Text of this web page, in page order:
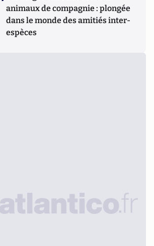
animaux de compagnie : plongée
dans le monde des amitiés inter-
espèces